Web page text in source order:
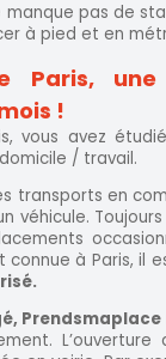
manque pas de
à pied et en
Paris,
!
vous avez
/ travail.
transports en
véhicule.
à Paris, il
Prendsmaplace